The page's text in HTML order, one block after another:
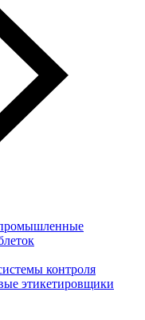
контроля
этикетировщики